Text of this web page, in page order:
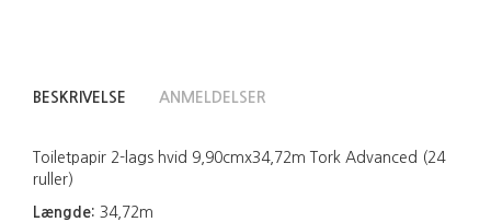
BESKRIVELSE ANMELDELSER
Toiletpapir 2-lags hvid 9,90cmx34,72m Tork Advanced (24
ruller)
Længde: 34,72m